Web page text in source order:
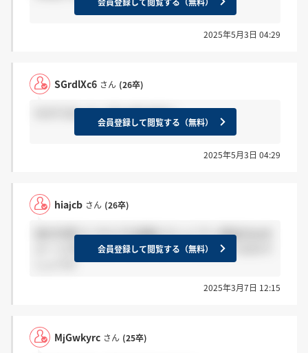
2025年5月3日 04:29
SGrdlXc6 さん (26卒)
わかりました！がんばります！
会員登録して閲覧する（無料）
2025年5月3日 04:29
hiajcb さん (26卒)
他の外資コンサルでは選抜コミュニティ経由のjoob
ルートがあるところもありますがここはどうなので
しょうか
会員登録して閲覧する（無料）
2025年3月7日 12:15
MjGwkyrc さん (25卒)